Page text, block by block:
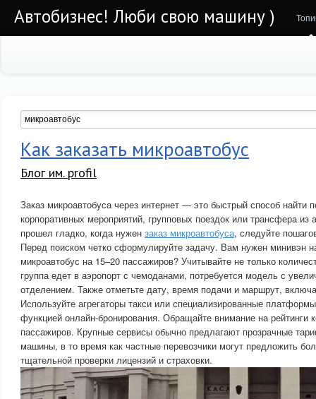
Автобизнес! Люби свою машину )
Как заказать микроавтобус
Блог им. profil
Заказ микроавтобуса через интернет — это быстрый способ найти
корпоративных мероприятий, групповых поездок или трансфера из
прошел гладко, когда нужен заказ микроавтобуса, следуйте
Перед поиском четко сформулируйте задачу. Вам нужен минивэн
микроавтобус на 15–20 пассажиров? Учитывайте не только
группа едет в аэропорт с чемоданами, потребуется модель с
отделением. Также отметьте дату, время подачи и маршрут,
Используйте агрегаторы такси или специализированные
функцией онлайн-бронирования. Обращайте внимание на рейтинги
пассажиров. Крупные сервисы обычно предлагают прозрачные
машины, в то время как частные перевозчики могут предложить
тщательной проверки лицензий и страховки.